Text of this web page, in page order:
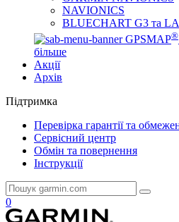
NAVIONICS
BLUECHART G3 та
GPSMAP®
більше
Акції
Архів
Підтримка
Перевірка гарантії та
Сервісний центр
Обмін та повернення
Інструкції
0